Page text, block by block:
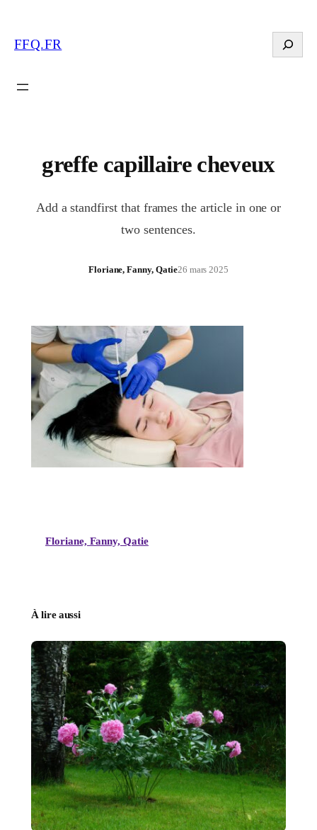
FFQ.FR Search
greffe capillaire cheveux
Add a standfirst that frames the article in one or
two sentences.
Floriane, Fanny, Qatie26 mars 2025
Floriane, Fanny, Qatie
À lire aussi